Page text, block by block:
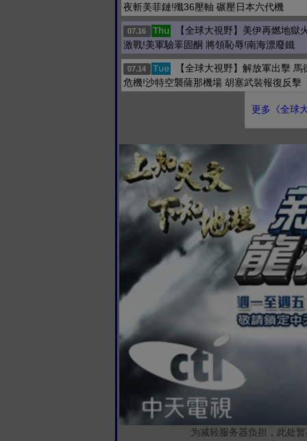
夜斬美菲鏈!殲36壓軸 碾壓日本六代機
07.16 Thu
【全球大視野】美伊再燃地獄
激戰!美軍驗睪固酮 將領恥辱!南海漂廢鐵
07.14 Tue
【全球大視野】解放軍出擊
危機!沙特空襲薩那機場 胡塞武裝報復反擊
更多《全球
为减轻服务器负担，此处